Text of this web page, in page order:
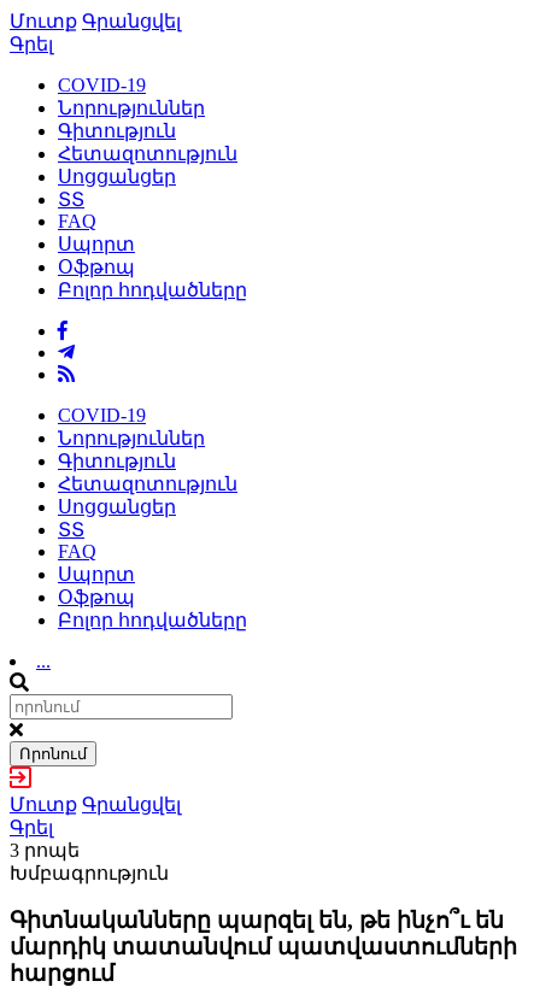
Մուտք Գրանցվել
Գրել
COVID-19
Նորություններ
Գիտություն
Հետազոտություն
Սոցցանցեր
ՏՏ
FAQ
Սպորտ
Օֆթոպ
Բոլոր հոդվածները
COVID-19
Նորություններ
Գիտություն
Հետազոտություն
Սոցցանցեր
ՏՏ
FAQ
Սպորտ
Օֆթոպ
Բոլոր հոդվածները
...
Որոնում
Մուտք Գրանցվել
Գրել
3 րոպե
Խմբագրություն
Գիտնականները պարզել են, թե ինչո՞ւ են
մարդիկ տատանվում պատվաստումների
հարցում